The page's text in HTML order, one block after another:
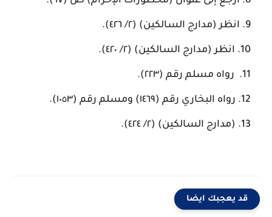
انظر (مدارج السالكين) (٢/ ٤٢٦).
انظر (مدارج السالكين) (٢/ ٤٢٠).
رواه مسلم رقم (٢٢٣).
رواه البخاري رقم (١٤٦٩) ومسلم رقم (١٠٥٣).
(مدارج السالكين) (٢/ ٤٢٤).
قد يعجبك ايضا